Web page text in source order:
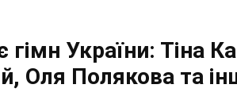
гімн України: Тіна
Оля Полякова та